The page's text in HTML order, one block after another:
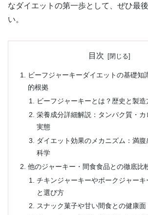
なダイエットの第一歩として、ぜひ最
い。
目次
ビーフジャーキーダイエットの基礎知
的根拠
ビーフジャーキーとは？歴史と製造
栄養成分詳細解説：タンパク質・
実態
ダイエット効果のメカニズム：満
科学
他のジャーキー・間食食品との徹底比
チキンジャーキーやポークジャーキ
と選び方
スナック菓子や甘い間食との健康